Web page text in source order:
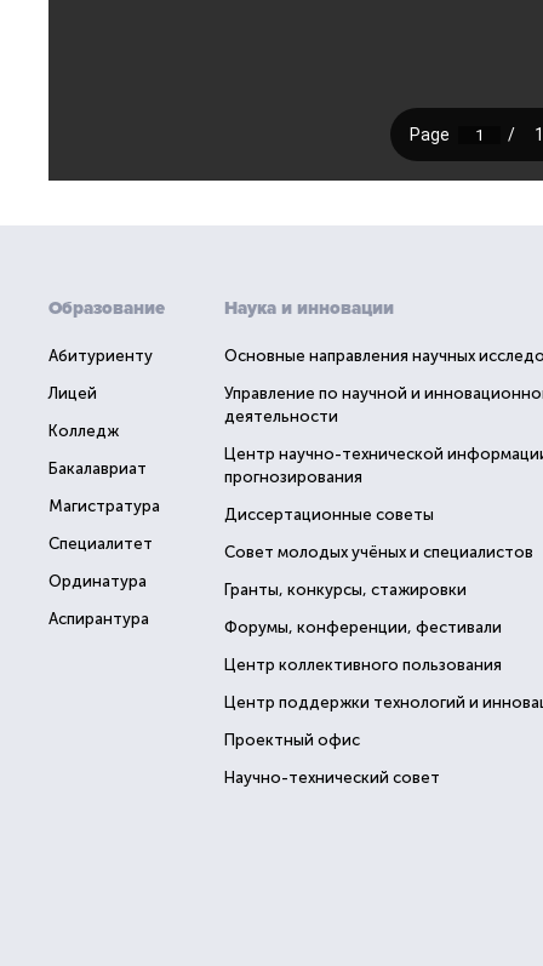
Образование
Абитуриенту
Лицей
Колледж
Бакалавриат
Магистратура
Специалитет
Ординатура
Аспирантура
Наука и инновации
Основные направления научных
Управление по научной и
деятельности
Центр научно-технической
прогнозирования
Диссертационные советы
Совет молодых учёных и специалистов
Гранты, конкурсы, стажировки
Форумы, конференции, фестивали
Центр коллективного пользования
Центр поддержки технологий и
Проектный офис
Научно-технический совет